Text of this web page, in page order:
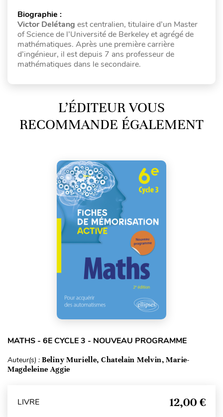
Biographie :
Victor Delétang est centralien, titulaire d’un Master
of Science de l’Université de Berkeley et agrégé de
mathématiques. Après une première carrière
d’ingénieur, il est depuis 7 ans professeur de
mathématiques dans le secondaire.
L’ÉDITEUR VOUS
RECOMMANDE ÉGALEMENT
MATHS - 6E CYCLE 3 - NOUVEAU PROGRAMME
Auteur(s) : Beliny Murielle, Chatelain Melvin, Marie-
Magdeleine Aggie
LIVRE 12,00 €